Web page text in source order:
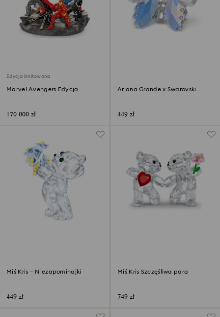
Edycja limitowana
Marvel Avengers Edycja
170 000 zł
‎Ariana Grande x Swarovski
449 zł
Miś Kris – Niezapominajki
449 zł
Miś Kris Szczęśliwa para
749 zł